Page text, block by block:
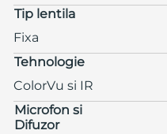
Tip lentila
Fixa
Tehnologie
ColorVu si IR
Microfon si
Difuzor